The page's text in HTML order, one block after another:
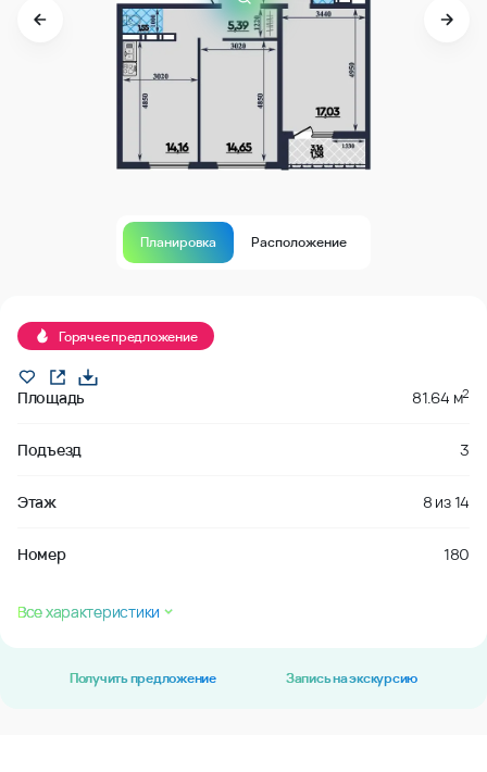
Планировка Расположение
Горячее предложение
Площадь 81.64 м2
Подъезд 3
Этаж 8 из14
Номер 180
Все характеристики
Получить предложение Запись на экскурсию